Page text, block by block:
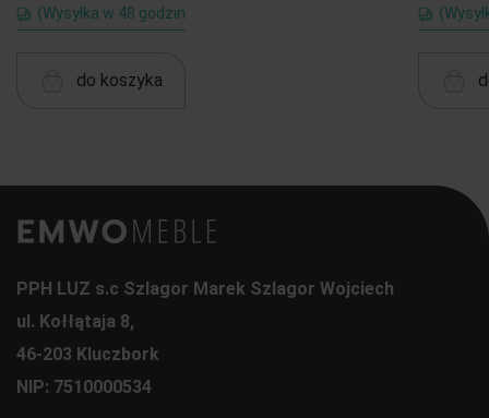
{Wysyłka w 48 godzin
do koszyka
PPH LUZ s.c Szlagor Marek Szlagor Wojciech
ul. Kołłątaja 8,
46-203 Kluczbork
NIP: 7510000534